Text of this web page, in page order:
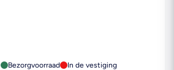
Bezorgvoorraad
In de vestiging